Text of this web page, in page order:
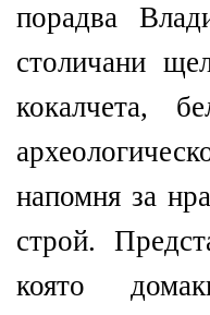
порадва
столичани
кокалчета,
напомня за
строй.
която